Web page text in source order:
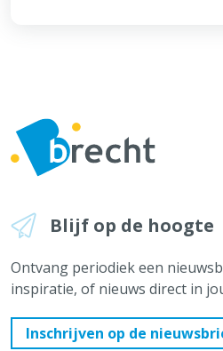
Blijf op de hoogte
Ontvang periodiek een
inspiratie, of nieuws direct in
Inschrijven op de